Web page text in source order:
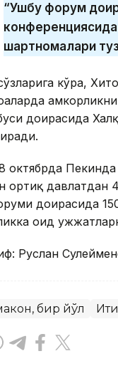
“Ушбу форум
шартномалари
кўра,
доирасида
октябрда
ортиқ давлатдан
доирасида
оид
Руслан
бир йўл